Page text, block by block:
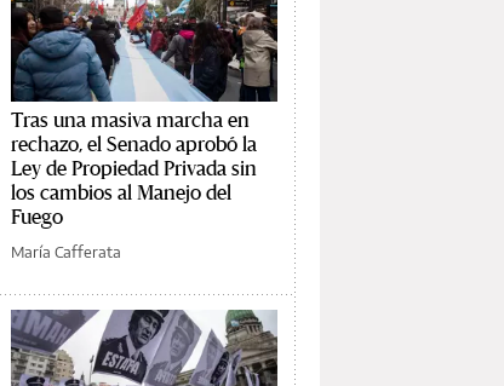
Tras una masiva marcha en
rechazo, el Senado aprobó la
Ley de Propiedad Privada sin
los cambios al Manejo del
Fuego
María Cafferata